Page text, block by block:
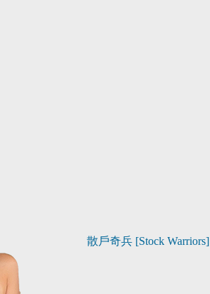
散戶奇兵 [Stock Warriors]